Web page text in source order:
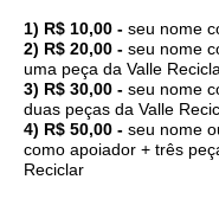
1) R$ 10,00 - seu nome
2) R$ 20,00 - seu nome
uma peça da Valle
3) R$ 30,00 - seu nome
duas peças da Valle
4) R$ 50,00 - seu nome
como apoiador + três
Reciclar